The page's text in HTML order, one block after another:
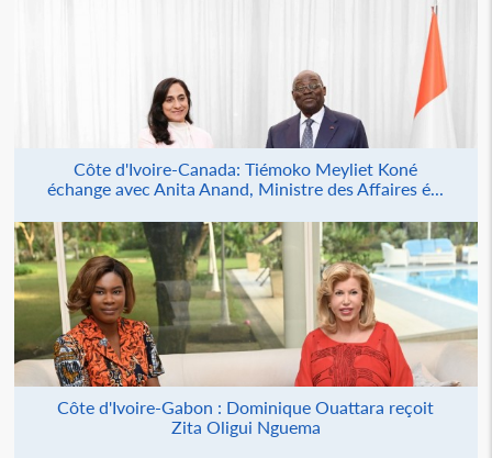
Côte d'Ivoire-Canada: Tiémoko Meyliet Koné
échange avec Anita Anand, Ministre des Affaires é...
Côte d'Ivoire-Gabon : Dominique Ouattara reçoit
Zita Oligui Nguema